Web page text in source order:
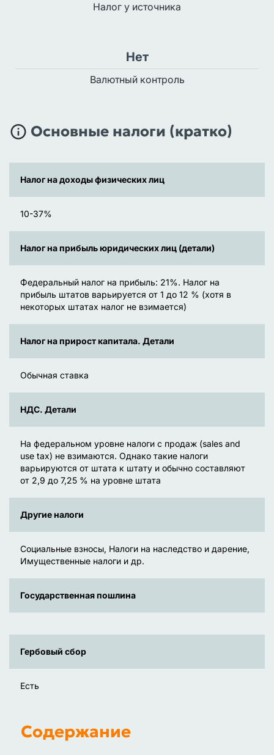
Налог у источника
Нет
Валютный контроль
Основные налоги (кратко)
Налог на доходы физических лиц
10-37%
Налог на прибыль юридических лиц (детали)
Федеральный налог на прибыль: 21%. Налог на
прибыль штатов варьируется от 1 до 12 % (хотя в
некоторых штатах налог не взимается)
Налог на прирост капитала. Детали
Обычная ставка
НДС. Детали
На федеральном уровне налоги с продаж (sales and
use tax) не взимаются. Однако такие налоги
варьируются от штата к штату и обычно составляют
от 2,9 до 7,25 % на уровне штата
Другие налоги
Социальные взносы, Налоги на наследство и дарение,
Имущественные налоги и др.
Государственная пошлина
Гербовый сбор
Есть
Содержание